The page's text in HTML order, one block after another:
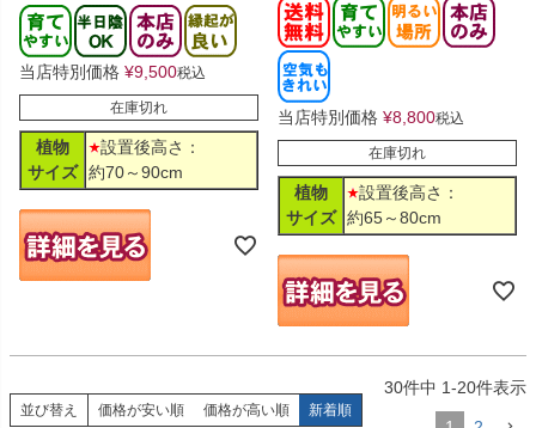
当店特別価格 ¥9,500税込
在庫切れ
植物
サイズ
設置後高さ：
約70～90cm
当店特別価格 ¥8,800税込
在庫切れ
植物
サイズ
設置後高さ：
約65～80cm
並び替え 価格が安い順 価格が高い順 新着順
30件中 1-20件表示